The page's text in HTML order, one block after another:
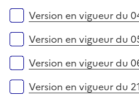
eVersion en vigueur du
Version en vigueur du
Version en vigueur du
Version en vigueur du